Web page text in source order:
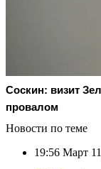
Соскин: визит
провалом
Новости по теме
19:56 Март